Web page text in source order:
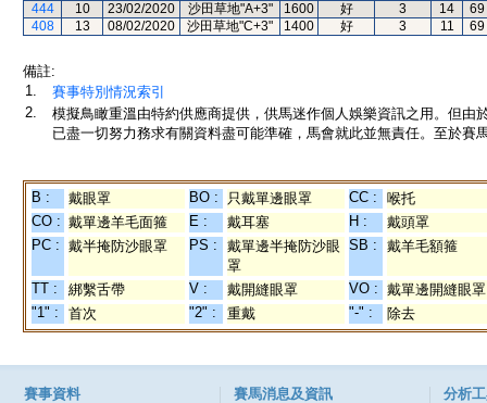
444
10 23/02/2020 沙田草地"A+3" 1600 好 3 14
69
408
13 08/02/2020 沙田草地"C+3" 1400 好 3 11 69
備註:
1.
賽事特別情況索引
2.
模擬鳥瞰重溫由特約供應商提供，供馬迷作個人娛樂資訊之用。但
已盡一切努力務求有關資料盡可能準確，馬會就此並無責任。至於賽
B : 戴眼罩 BO : 只戴單邊眼罩 CC :
喉托
CO : 戴單邊羊毛面箍 E : 戴耳塞 H :
戴頭罩
PC : 戴半掩防沙眼罩 PS :
戴單邊半掩防沙眼
罩
SB : 戴羊毛額箍
TT : 綁繫舌帶 V : 戴開縫眼罩 VO : 戴單邊開縫眼罩
"1" :
首次 "2" : 重戴 "-" : 除去
賽事資料 賽馬消息及資訊 分析